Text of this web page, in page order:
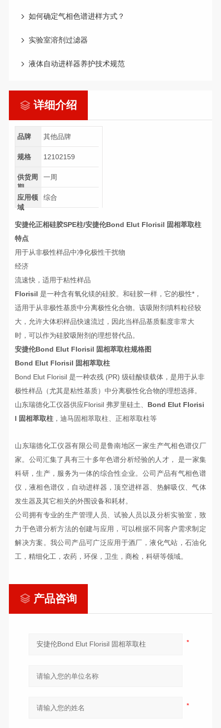
如何确定气相色谱进样方式？
实验室溶剂过滤器
液体自动进样器养护技术规范
详细介绍
品牌 其他品牌
规格 12102159
供货周
期
一周
应用领
域
综合
安捷伦正相硅胶SPE柱/安捷伦Bond Elut Florisil 固相萃取柱
特点
用于从非极性样品中净化极性干扰物
经济
流速快，适用于粘性样品
Florisil是一种含有氧化镁的硅胶。和硅胶一样，它的极性*，
适用于从非极性基质中分离极性化合物。该吸附剂填料粒径较
大，允许大体积样品快速流过，因此当样品基质黏度非常大
时，可以作为硅胶吸附剂的理想替代品。
安捷伦Bond Elut Florisil 固相萃取柱规格图
Bond Elut Florisil 固相萃取柱
Bond Elut Florisil 是一种农残 (PR) 级硅酸镁载体，是用于从非
极性样品（尤其是粘性基质）中分离极性化合物的理想选择。
山东瑞德化工仪器供应Florisil 弗罗里硅土、 Bond Elut Florisi
l 固相萃取柱 ，迪马固相萃取柱、正相萃取柱等
山东瑞德化工仪器有限公司 是鲁南地区一家生产气相色谱仪厂
家。公司汇集了具有三十多年色谱分析经验的人才，
是一家集
科研，生产， 服务为一体的综合性企业。公司 产品有气相色谱
仪，液相色谱仪，自动进样器，顶空进样器、 热解吸仪、气体
发生器及其它相关的外围设备和耗材。
公司拥有专业的生产管理人员、试验人员以及分析实验室，致
力于色谱分析方法的创建与应用，可以根据不同客户 需求制定
解决方案。我公司 产品可广泛应用于酒厂，液化气站，石油化
工，精细化工，农药，环保，卫生，商检，科研等领域。
产品咨询